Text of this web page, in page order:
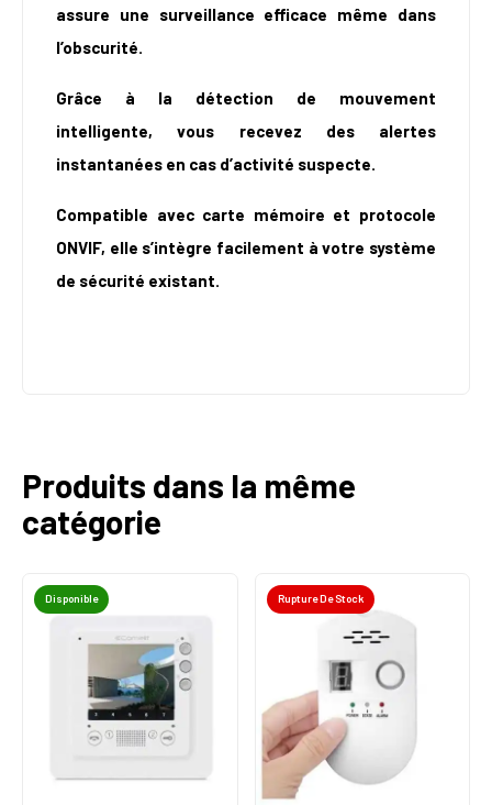
assure une surveillance efficace même dans
l’obscurité.
Grâce à la détection de mouvement
intelligente, vous recevez des alertes
instantanées en cas d’activité suspecte.
Compatible avec carte mémoire et protocole
ONVIF, elle s’intègre facilement à votre système
de sécurité existant.
Produits dans la même
catégorie
Disponible Rupture De Stock